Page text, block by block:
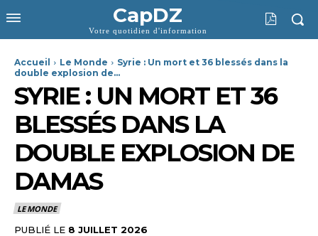
CapDZ
Votre quotidien d'information
Accueil Le Monde
Syrie : Un mort et 36 blessés dans la
double explosion de...
SYRIE : UN MORT ET 36
BLESSÉS DANS LA
DOUBLE EXPLOSION DE
DAMAS
LE MONDE
PUBLIÉ LE 8 JUILLET 2026